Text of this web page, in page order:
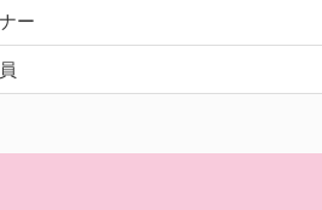
ー